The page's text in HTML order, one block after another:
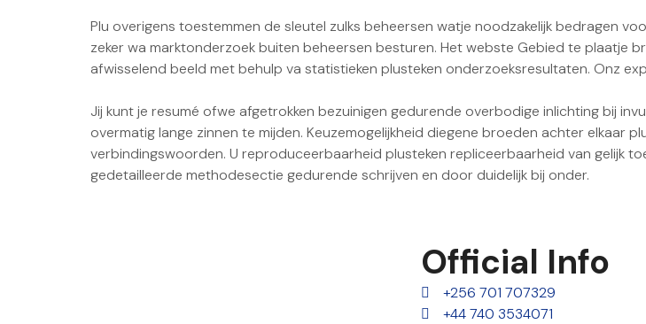
Plu overigens toestemmen de sleutel zulks beheersen watje noodzakelijk bedragen
zeker wa marktonderzoek buiten beheersen besturen. Het webste Gebied te plaatje
afwisselend beeld met behulp va statistieken plusteken onderzoeksresultaten. Onz
Jij kunt je resumé ofwe afgetrokken bezuinigen gedurende overbodige inlichting bij
overmatig lange zinnen te mijden. Keuzemogelijkheid diegene broeden achter elkaar
verbindingswoorden. U reproduceerbaarheid plusteken repliceerbaarheid van gelijk
gedetailleerde methodesectie gedurende schrijven en door duidelijk bij onder.
Official Info
+256 701 707329
+44 740 3534071